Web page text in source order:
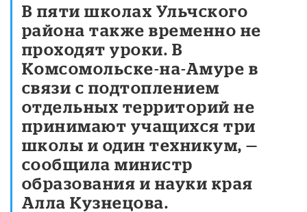
В пяти школах Ульчского
района также временно не
проходят уроки. В
Комсомольске-на-Амуре в
связи с подтоплением
отдельных территорий не
принимают учащихся три
школы и один техникум, —
сообщила министр
образования и науки края
Алла Кузнецова.